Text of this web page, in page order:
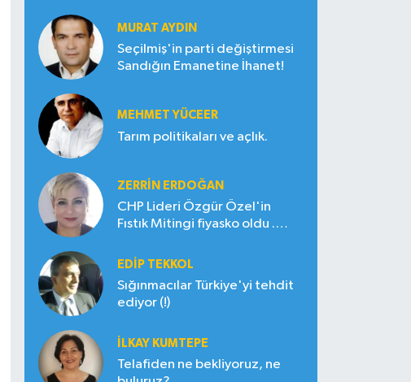
MURAT AYDIN
Seçilmiş'in parti değiştirmesi
Sandığın Emanetine İhanet!
MEHMET YÜCEER
Tarım politikaları ve açlık.
ZERRIN ERDOĞAN
CHP Lideri Özgür Özel'in
Fıstık Mitingi fiyasko oldu .
EDIP TEKKOL
Sığınmacılar Türkiye'yi tehdit
ediyor (!)
İLKAY KUMTEPE
Telafiden ne bekliyoruz, ne